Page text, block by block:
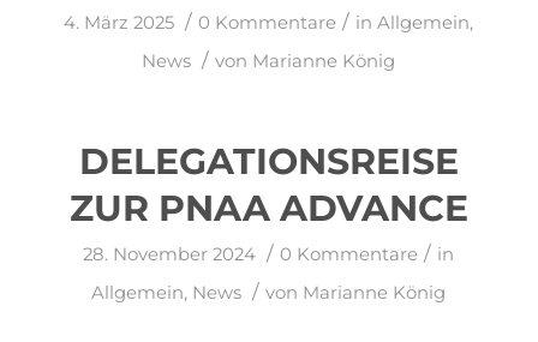
4. März 2025 / 0 Kommentare / inAllgemein,
News / von Marianne König
DELEGATIONSREISE
ZUR PNAA ADVANCE
28. November 2024 / 0 Kommentare / in
Allgemein, News / von Marianne König